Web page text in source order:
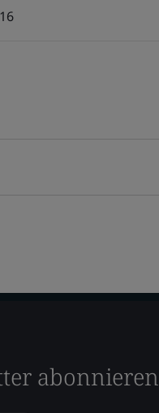
abonnieren